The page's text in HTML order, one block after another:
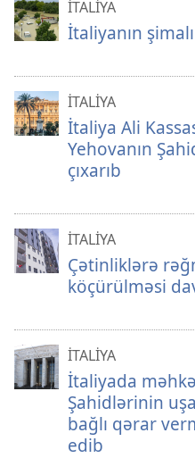
İTALİYA
İtaliyanın
İTALİYA
İtaliya Ali
Yehovanın
çıxarıb
İTALİYA
Çətinliklərə
köçürülməsi
İTALİYA
İtaliyada
Şahidlərinin
bağlı qərar
edib